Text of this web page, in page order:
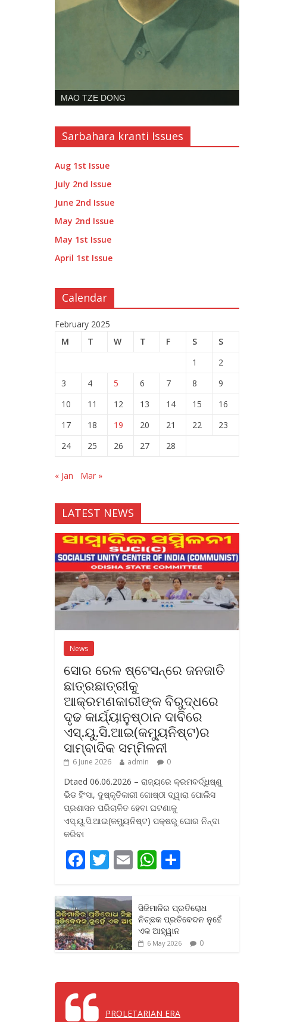
MAO TZE DONG
Sarbahara kranti Issues
Aug 1st Issue
July 2nd Issue
June 2nd Issue
May 2nd Issue
May 1st Issue
April 1st Issue
Calendar
February 2025
M
T W T F S
S
1
2
3
4 5 6 7 8
9
10
11 12 13 14 15
16
17
18 19 20 21 22
23
24
25 26 27 28
« Jan Mar »
LATEST NEWS
News
ସୋର ରେଳ ଷ୍ଟେସନ୍‌ରେ ଜନଜାତି
ଛାତ୍ରଛାତ୍ରୀକୁ
ଆକ୍ରମଣକାରୀଙ୍କ ବିରୁଦ୍ଧରେ
ଦୃଢ କାର୍ଯ୍ୟାନୁଷ୍ଠାନ ଦାବିରେ
ଏସ୍‌.ୟୁ.ସି.ଆଇ(କମ୍ୟୁନିଷ୍ଟ)ର
ସାମ୍ବାଦିକ ସମ୍ମିଳନୀ
6 June 2026 admin 0
Dtaed 06.06.2026 – ରାଜ୍ୟରେ କ୍ରମବର୍ଦ୍ଧିଷ୍ଣୁ
ଭିଡ ହିଂସା, ଦୁଷ୍କୃତିକାରୀ ଗୋଷ୍ଠୀ ଦ୍ୱାରା ପୋଲିସ
ପ୍ରଶାସନ ପରିଚାଳିତ ହେବା ଘଟଣାକୁ
ଏସ୍‌.ୟୁ.ସି.ଆଇ(କମ୍ୟୁନିଷ୍ଟ) ପକ୍ଷରୁ ଘୋର ନିନ୍ଦା
କରିବା
F
e
b
o
o
T
itt
er
E
ai
W
at
s
A
p
ar
e
ସିଜିମାଳିର ପ୍ରତିରୋଧ
ନିଚ୍ଛକ ପ୍ରତିବେଦନ ନୁହେଁ
ଏକ ଆହ୍ୱାନ
6 May 2026 0
PROLETARIAN ERA